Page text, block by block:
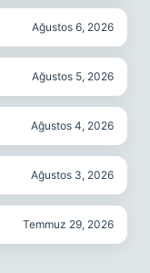
Ağustos 6, 2026
Ağustos 5, 2026
Ağustos 4, 2026
Ağustos 3, 2026
Temmuz 29, 2026